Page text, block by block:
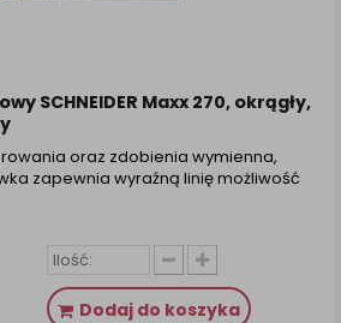
SCHNEIDER Maxx 270, okrągły,
oraz zdobienia wymienna,
zapewnia wyraźną linię możliwość
Dodaj do koszyka